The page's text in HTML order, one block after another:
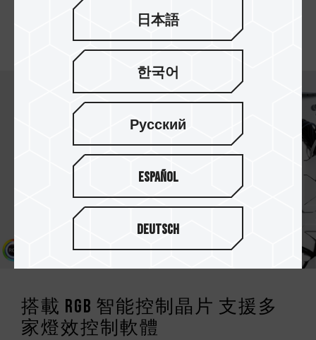
升，輕鬆一鍵體驗 Intel 與 AMD 雙平台穩定超頻快
搭載 RGB 智能控制晶片 支援多
家燈效控制軟體
日本語
한국어
Русский
Español
Deutsch